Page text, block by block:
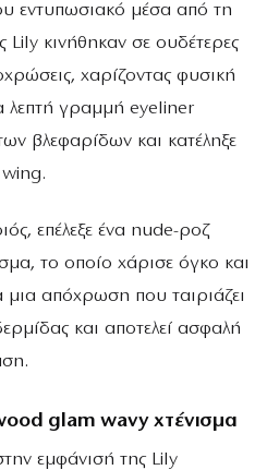
εντυπωσιακό μέσα από τη
Lily κινήθηκαν σε ουδέτερες
χαρίζοντας φυσική
λεπτή γραμμή eyeliner
βλεφαρίδων και κατέληξε
wing.
επέλεξε ένα nude-ροζ
το οποίο χάρισε όγκο και
απόχρωση που ταιριάζει
και αποτελεί ασφαλή
glam wavy χτένισμα
εμφάνισή της Lily